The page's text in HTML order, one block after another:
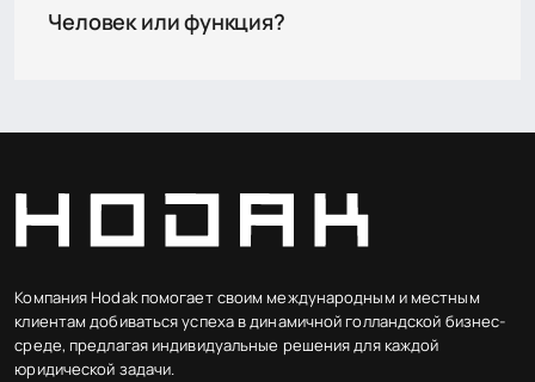
Человек или функция?
Компания Hodak помогает своим международным и местным
клиентам добиваться успеха в динамичной голландской бизнес-
среде, предлагая индивидуальные решения для каждой
юридической задачи.